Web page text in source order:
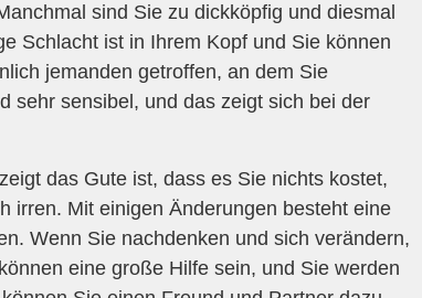
sind Sie zu dickköpfig und diesmal
Schlacht ist in Ihrem Kopf und Sie können
jemanden getroffen, an dem Sie
sehr sensibel, und das zeigt sich bei der
das Gute ist, dass es Sie nichts kostet,
irren. Mit einigen Änderungen besteht eine
Wenn Sie nachdenken und sich verändern,
eine große Hilfe sein, und Sie werden